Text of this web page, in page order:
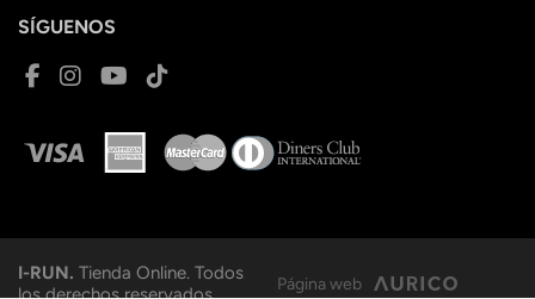
SÍGUENOS
I-RUN. Tienda Online. Todos
los derechos reservados.
Página web